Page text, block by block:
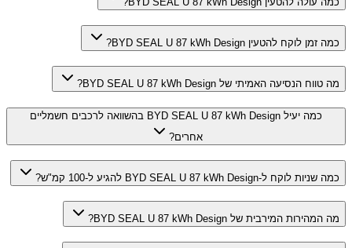
כמה זמן לוקח להטעין BYD SEAL U 87 kWh Design?
מה טווח הנסיעה האמיתי של BYD SEAL U 87 kWh Design?
כמה יעיל BYD SEAL U 87 kWh Design בהשוואה לרכבים חשמליים
אחרים?
כמה שניות לוקח ל-BYD SEAL U 87 kWh Design להגיע ל-100 קמ"ש?
מה המהירות המירבית של BYD SEAL U 87 kWh Design?